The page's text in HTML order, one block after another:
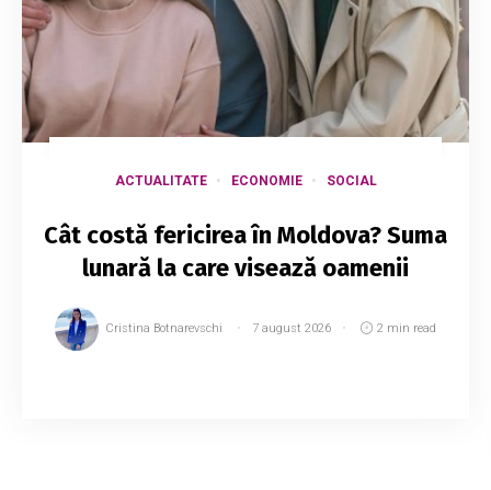
ACTUALITATE ECONOMIE SOCIAL
Cât costă fericirea în Moldova? Suma
lunară la care visează oamenii
Cristina Botnarevschi 7 august 2026 2 min read